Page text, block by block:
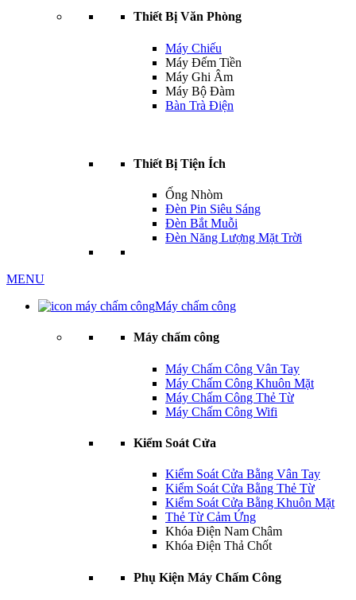
Thiết Bị Văn Phòng
Máy Chiếu
Máy Đếm Tiền
Máy Ghi Âm
Máy Bộ Đàm
Bàn Trà Điện
Thiết Bị Tiện Ích
Ống Nhòm
Đèn Pin Siêu Sáng
Đèn Bắt Muỗi
Đèn Năng Lượng Mặt Trời
MENU
Máy chấm công
Máy chấm công
Máy Chấm Công Vân Tay
Máy Chấm Công Khuôn Mặt
Máy Chấm Công Thẻ Từ
Máy Chấm Công Wifi
Kiểm Soát Cửa
Kiểm Soát Cửa Bằng Vân Tay
Kiểm Soát Cửa Bằng Thẻ Từ
Kiểm Soát Cửa Bằng Khuôn Mặt
Thẻ Từ Cảm Ứng
Khóa Điện Nam Châm
Khóa Điện Thả Chốt
Phụ Kiện Máy Chấm Công